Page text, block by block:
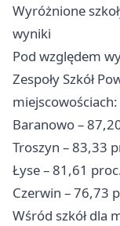
Wyróżnione
wyniki
Pod względem
Zespoły Szkół
miejscowościach:
Baranowo –
Troszyn – 83,33
Łyse – 81,61
Czerwin – 76,73
Wśród szkół dla